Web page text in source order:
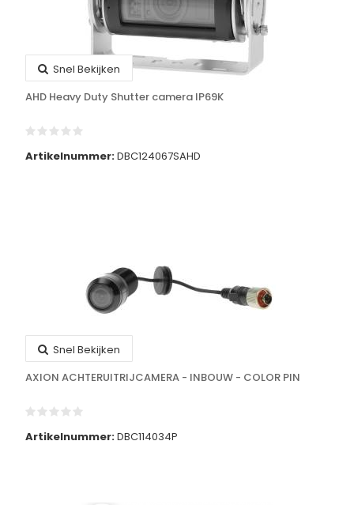
Snel Bekijken
AHD Heavy Duty Shutter camera IP69K
Artikelnummer:DBC124067SAHD
Snel Bekijken
AXION ACHTERUITRIJCAMERA - INBOUW - COLOR PIN
Artikelnummer:DBC114034P